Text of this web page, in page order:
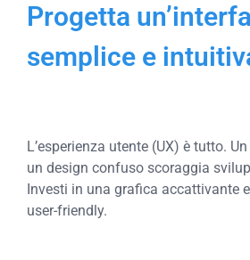
Progetta
semplice e
L’esperienza utente (UX) è tutto.
un design confuso scoraggia
Investi in una grafica accattivante
user-friendly.